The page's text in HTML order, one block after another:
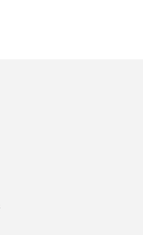
Vulcanológico de La